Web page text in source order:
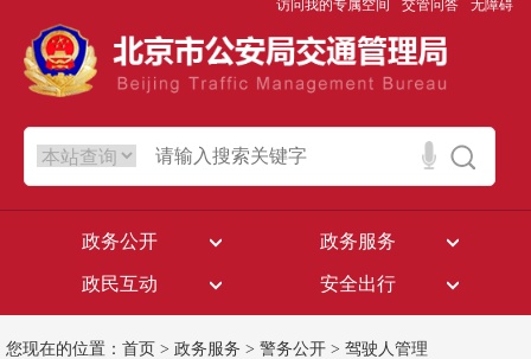
访问我的专属空间 交管问答 无障碍
政务公开 政务服务
政民互动 安全出行
您现在的位置： 首页 > 政务服务 > 警务公开 > 驾驶人管理